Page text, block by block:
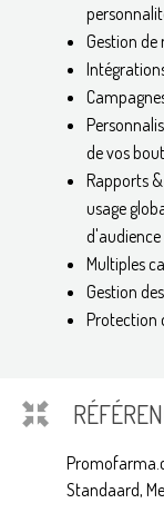
Gestion
de vos
Rapports
usage
Multiples
Gestion
Protection
Standaard,